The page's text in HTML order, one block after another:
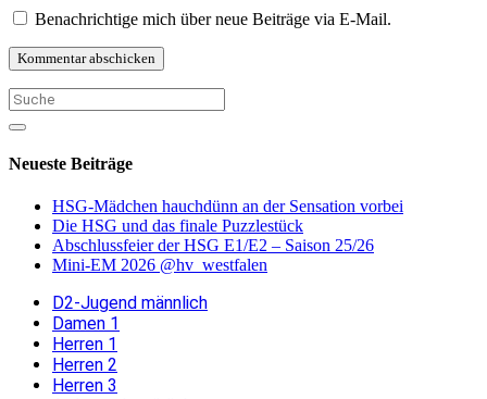
Benachrichtige mich über neue Beiträge via E-Mail.
Neueste Beiträge
HSG-Mädchen hauchdünn an der Sensation vorbei
Die HSG und das finale Puzzlestück
Abschlussfeier der HSG E1/E2 – Saison 25/26
Mini-EM 2026 @hv_westfalen
D2-Jugend männlich
Damen 1
Herren 1
Herren 2
Herren 3